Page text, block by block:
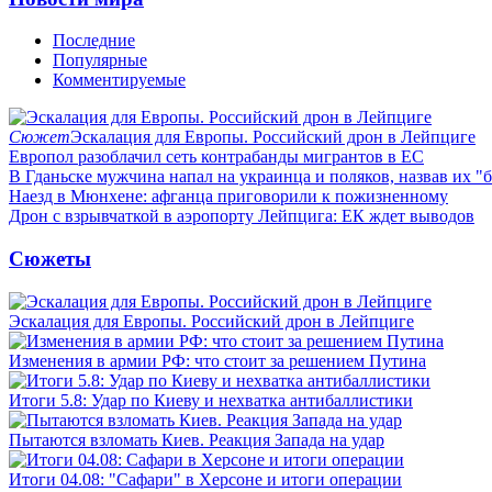
Последние
Популярные
Комментируемые
СюжетЭскалация для Европы. Российский дрон в Лейпциге
Европол разоблачил сеть контрабанды мигрантов в ЕС
В Гданьске мужчина напал на украинца и поляков, назвав их
Наезд в Мюнхене: афганца приговорили к пожизненному
Дрон с взрывчаткой в аэропорту Лейпцига: ЕК ждет выводов
Сюжеты
Эскалация для Европы. Российский дрон в Лейпциге
Изменения в армии РФ: что стоит за решением Путина
Итоги 5.8: Удар по Киеву и нехватка антибаллистики
Пытаются взломать Киев. Реакция Запада на удар
Итоги 04.08: "Сафари" в Херсоне и итоги операции